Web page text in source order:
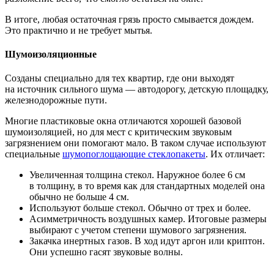
В итоге, любая остаточная грязь просто смывается дождем.
Это практично и не требует мытья.
Шумоизоляционные
Созданы специально для тех квартир, где они выходят
на источник сильного шума — автодорогу, детскую площадку,
железнодорожные пути.
Многие пластиковые окна отличаются хорошей базовой
шумоизоляцией, но для мест с критическим звуковым
загрязнением они помогают мало. В таком случае используют
специальные шумопоглощающие стеклопакеты. Их отличает:
Увеличенная толщина стекол. Наружное более 6 см
в толщину, в то время как для стандартных моделей она
обычно не больше 4 см.
Используют больше стекол. Обычно от трех и более.
Асимметричность воздушных камер. Итоговые размеры
выбирают с учетом степени шумового загрязнения.
Закачка инертных газов. В ход идут аргон или криптон.
Они успешно гасят звуковые волны.